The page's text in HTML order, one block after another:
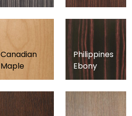
Canadian
Maple
Philippines
Ebony